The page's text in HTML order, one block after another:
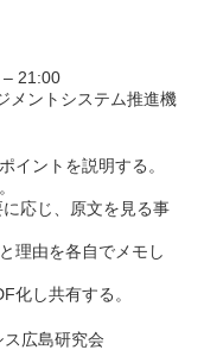
– 21:00
メントシステム推進機
イントを説明する。
応じ、原文を見る事
理由を各自でメモし
化し共有する。
広島研究会